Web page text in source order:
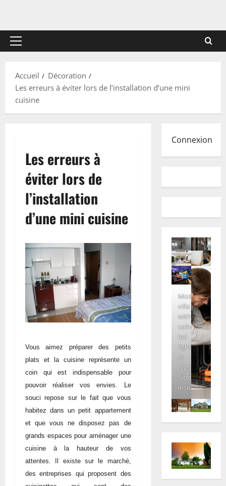
Menu
Accueil
Décoration
Les erreurs à éviter lors de l’installation d’une mini
cuisine
Les erreurs à
éviter lors de
l’installation
d’une mini cuisine
Vous aimez préparer des petits
plats et la cuisine représente un
coin qui est indispensable pour
pouvoir réaliser vos envies. Le
souci repose sur le fait que vous
habitez dans un petit appartement
et que vous ne disposez pas de
grands espaces pour aménager une
cuisine à la hauteur de vos
attentes. Il existe sur le marché,
des entreprises qui proposent des
Connexion
Modern
villa
with
colored
led
lights
at
night.
Nobody
inside